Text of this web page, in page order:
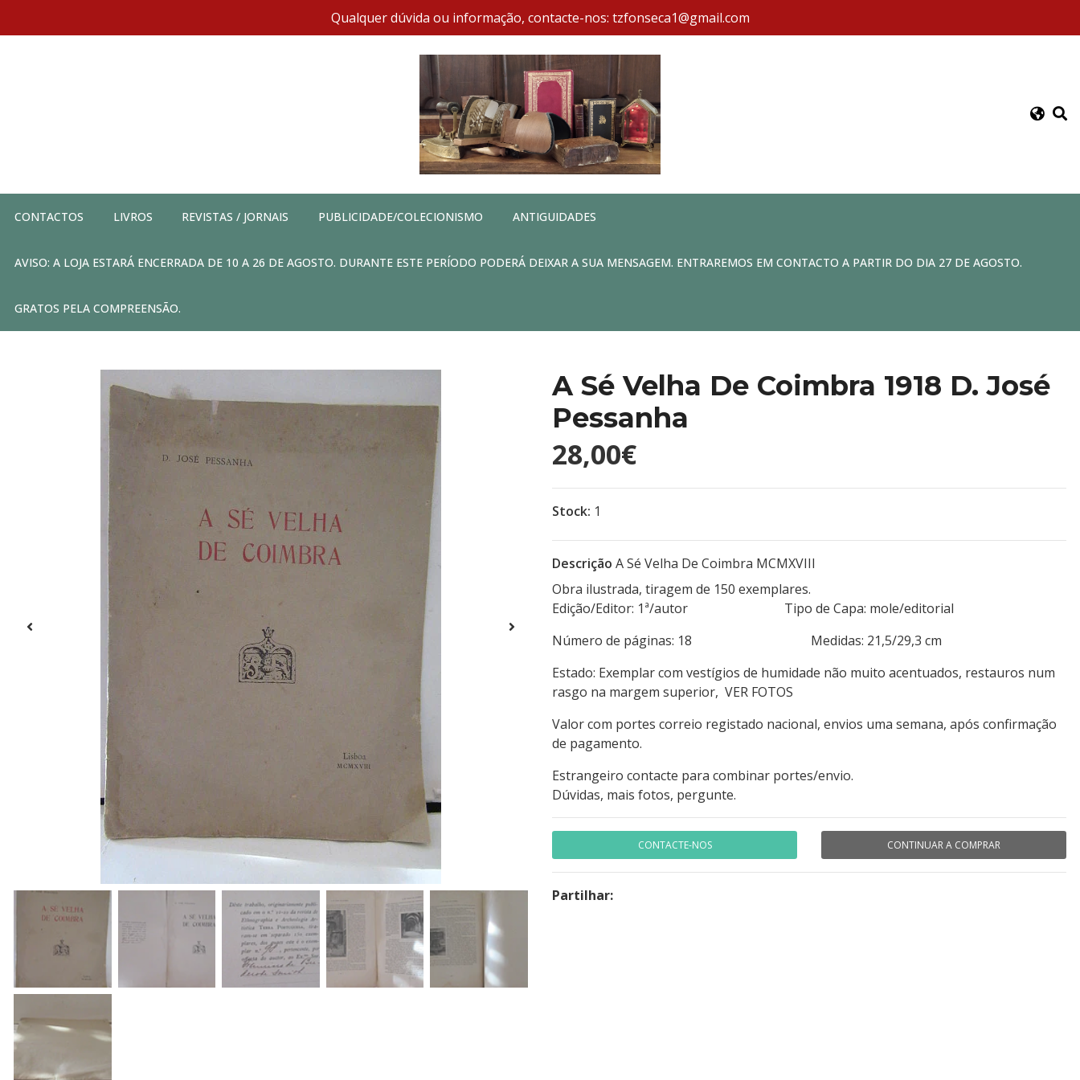
Qualquer dúvida ou informação, contacte-nos: tzfonseca1@gmail.com
CONTACTOS LIVROS REVISTAS / JORNAIS PUBLICIDADE/COLECIONISMO ANTIGUIDADES
AVISO: A LOJA ESTARÁ ENCERRADA DE 10 A 26 DE AGOSTO. DURANTE ESTE PERÍODO PODERÁ DEIXAR A SUA MENSAGEM. ENTRAREMOS EM CONTACTO A PARTIR DO DIA 27 DE AGOSTO.
GRATOS PELA COMPREENSÃO.
A Sé Velha De Coimbra 1918 D. José
Pessanha
28,00€
Stock: 1
Descrição A Sé Velha De Coimbra MCMXVIII
Obra ilustrada, tiragem de 150 exemplares.
Edição/Editor: 1ª/autor Tipo de Capa: mole/editorial
Número de páginas: 18 Medidas: 21,5/29,3 cm
Estado: Exemplar com vestígios de humidade não muito acentuados, restauros num
rasgo na margem superior, VER FOTOS
Valor com portes correio registado nacional, envios uma semana, após confirmação
de pagamento.
Estrangeiro contacte para combinar portes/envio.
Dúvidas, mais fotos, pergunte.
CONTACTE-NOS CONTINUAR A COMPRAR
Partilhar: